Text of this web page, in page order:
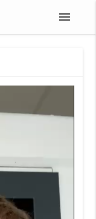
menu